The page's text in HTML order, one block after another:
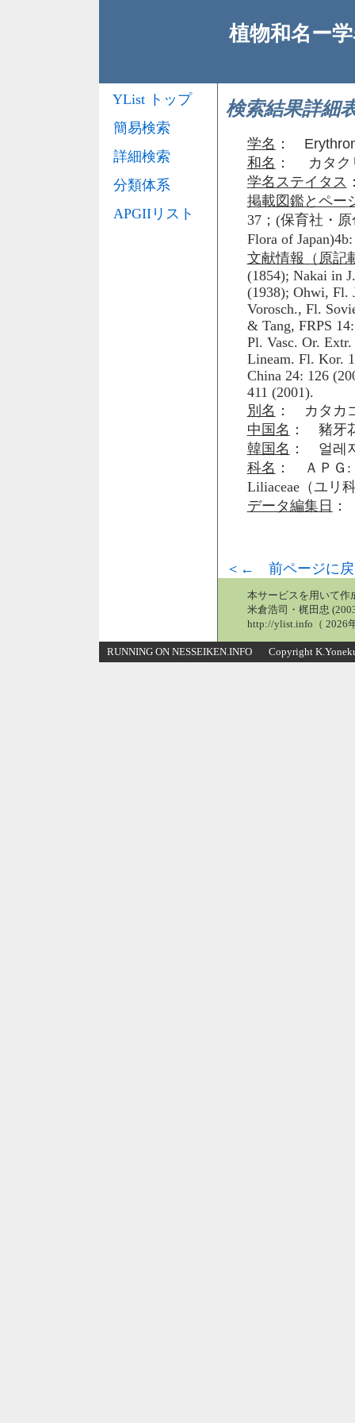
植物和名ー
検索結果詳細
学名 ：
和名 ： カタク
学名ステイタス
掲載図鑑とペー
37；(保育社・
Flora of
文献情報（原記
(1854); Nakai in
(1938); Ohwi, Fl.
Vorosch., Fl.
& Tang, FRPS
Pl. Vasc. Or.
Lineam. Fl. Kor.
China 24: 126
411 (2001).
別名 ： カタカ
中国名 ： 豬牙
韓国名 ： 얼레
科名 ： ＡＰＧ:
Liliaceae（ユリ
データ編集日
＜← 前ページに戻
YList トップ
簡易検索
詳細検索
分類体系
APGIIリスト
本サービスを用いて作
米倉浩司・梶田忠
http://ylist.info（ 2026
RUNNING ON NESSEIKEN.INFO Copyright